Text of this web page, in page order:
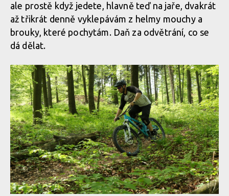
Test: Fox Flux - legendární helma zcela v novém
ale prostě když jedete, hlavně teď na jaře, dvakrát
až třikrát denně vyklepávám z helmy mouchy a
brouky, které pochytám. Daň za odvětrání, co se
dá dělat.